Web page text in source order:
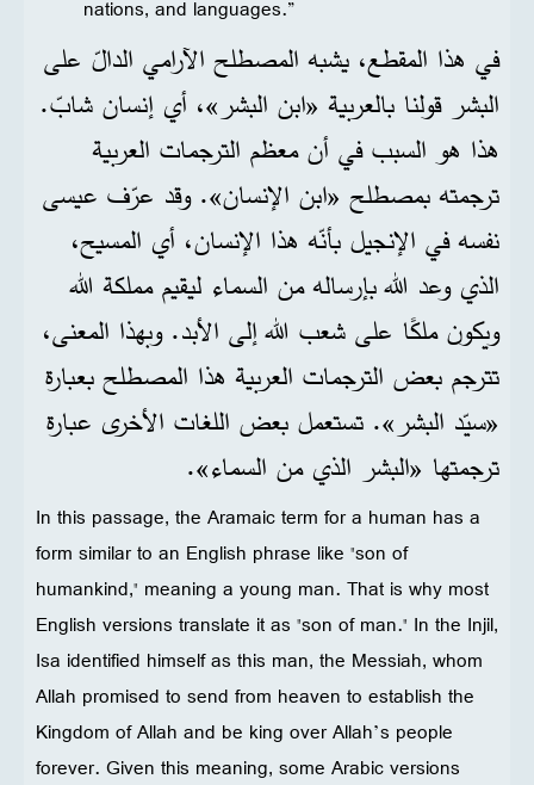
nations, and languages.”
في هذا المقطع، يشبه المصطلح الآرامي الدالّ على
البشر قولنا بالعربية «ابن البشر»، أي إنسان شابّ.
هذا هو السبب في أن معظم الترجمات العربية
ترجمته بمصطلح «ابن الإنسان». وقد عرّف عيسى
نفسه في الإنجيل بأنّه هذا الإنسان، أي المسيح،
الذي وعد الله بإرساله من السماء ليقيم مملكة الله
ويكون ملكًا على شعب الله إلى الأبد. وبهذا المعنى،
تترجم بعض الترجمات العربية هذا المصطلح بعبارة
«سيّد البشر». تستعمل بعض اللغات الأخرى عبارة
ترجمتها «البشر الذي من السماء».
In this passage, the Aramaic term for a human has a
form similar to an English phrase like "son of
humankind," meaning a young man. That is why most
English versions translate it as "son of man." In the Injil,
Isa identified himself as this man, the Messiah, whom
Allah promised to send from heaven to establish the
Kingdom of Allah and be king over Allah’s people
forever. Given this meaning, some Arabic versions